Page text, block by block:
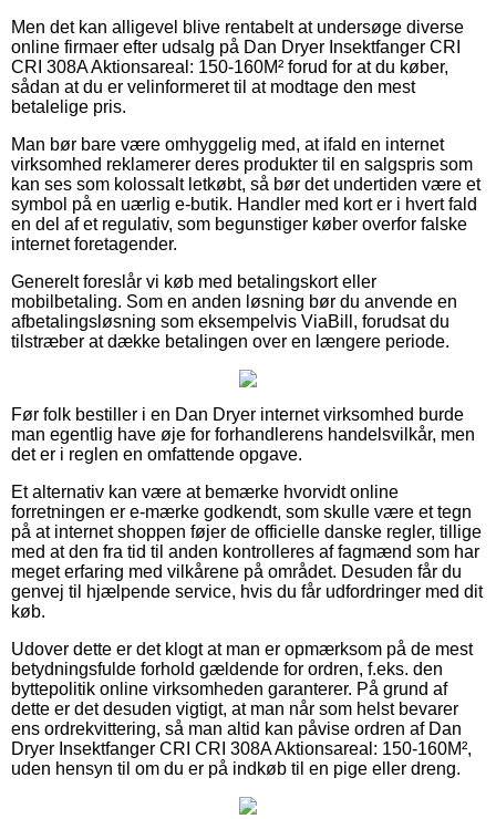
Men det kan alligevel blive rentabelt at undersøge diverse
online firmaer efter udsalg på Dan Dryer Insektfanger CRI
CRI 308A Aktionsareal: 150-160M² forud for at du køber,
sådan at du er velinformeret til at modtage den mest
betalelige pris.
Man bør bare være omhyggelig med, at ifald en internet
virksomhed reklamerer deres produkter til en salgspris som
kan ses som kolossalt letkøbt, så bør det undertiden være et
symbol på en uærlig e-butik. Handler med kort er i hvert fald
en del af et regulativ, som begunstiger køber overfor falske
internet foretagender.
Generelt foreslår vi køb med betalingskort eller
mobilbetaling. Som en anden løsning bør du anvende en
afbetalingsløsning som eksempelvis ViaBill, forudsat du
tilstræber at dække betalingen over en længere periode.
Før folk bestiller i en Dan Dryer internet virksomhed burde
man egentlig have øje for forhandlerens handelsvilkår, men
det er i reglen en omfattende opgave.
Et alternativ kan være at bemærke hvorvidt online
forretningen er e-mærke godkendt, som skulle være et tegn
på at internet shoppen føjer de officielle danske regler, tillige
med at den fra tid til anden kontrolleres af fagmænd som har
meget erfaring med vilkårene på området. Desuden får du
genvej til hjælpende service, hvis du får udfordringer med dit
køb.
Udover dette er det klogt at man er opmærksom på de mest
betydningsfulde forhold gældende for ordren, f.eks. den
byttepolitik online virksomheden garanterer. På grund af
dette er det desuden vigtigt, at man når som helst bevarer
ens ordrekvittering, så man altid kan påvise ordren af Dan
Dryer Insektfanger CRI CRI 308A Aktionsareal: 150-160M²,
uden hensyn til om du er på indkøb til en pige eller dreng.